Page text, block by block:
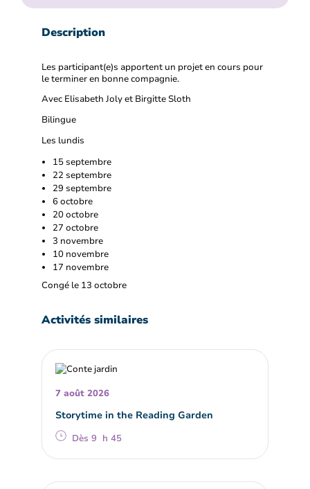
Description
Les participant(e)s apportent un projet en cours pour
le terminer en bonne compagnie.
Avec Elisabeth Joly et Birgitte Sloth
Bilingue
Les lundis
15 septembre
22 septembre
29 septembre
6 octobre
20 octobre
27 octobre
3 novembre
10 novembre
17 novembre
Congé le 13 octobre
Activités similaires
7 août 2026
Storytime in the Reading Garden
Dès 9 h 45